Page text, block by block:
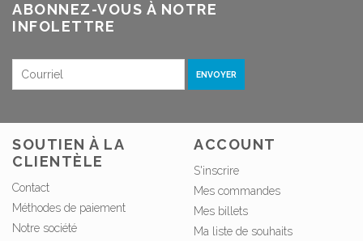
ABONNEZ-VOUS À NOTRE
INFOLETTRE
ENVOYER
SOUTIEN À LA
CLIENTÈLE
Contact
Méthodes de paiement
Notre société
ACCOUNT
S'inscrire
Mes commandes
Mes billets
Ma liste de souhaits